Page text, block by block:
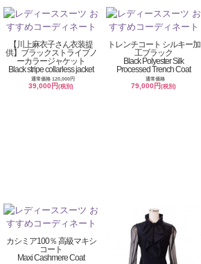
【川上麻衣子さん衣装提
供】ブラックストライプノ
ーカラージャケット
Black stripe collarless jacket
通常価格 120,000円
39,000円(税別)
トレンチコート シルキー加
工ブラック
Black Polyester Silk
Processed Trench Coat
通常価格
79,000円(税別)
カシミア100％ 高級マキシ
コート
Maxi Cashmere Coat